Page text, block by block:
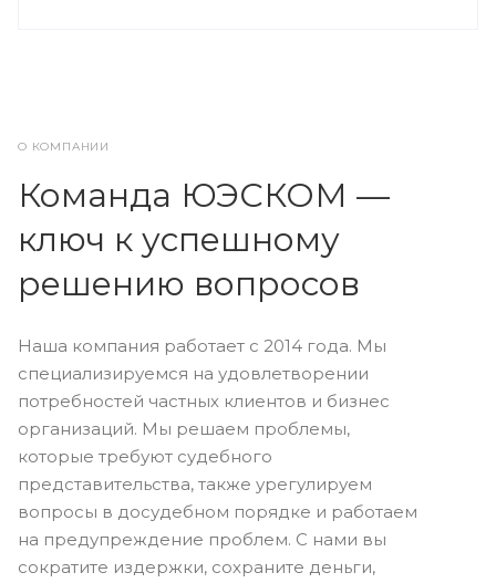
О КОМПАНИИ
Команда ЮЭСКОМ —
ключ к успешному
решению вопросов
Наша компания работает с 2014 года. Мы
специализируемся на удовлетворении
потребностей частных клиентов и бизнес
организаций. Мы решаем проблемы,
которые требуют судебного
представительства, также урегулируем
вопросы в досудебном порядке и работаем
на предупреждение проблем. С нами вы
сократите издержки, сохраните деньги,